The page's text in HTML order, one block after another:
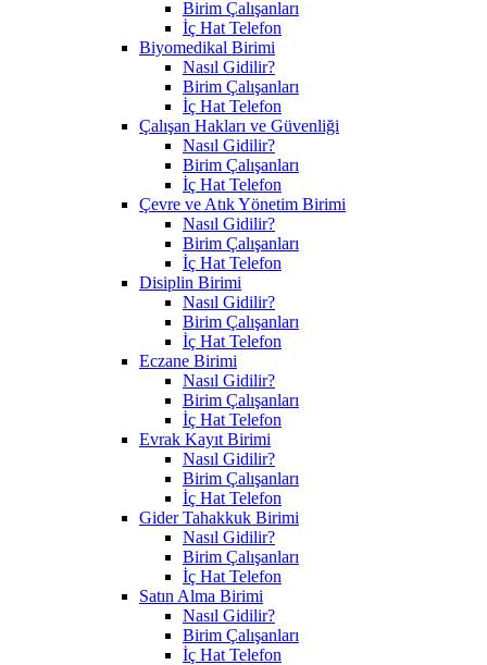
Birim Çalışanları
İç Hat Telefon
Biyomedikal Birimi
Nasıl Gidilir?
Birim Çalışanları
İç Hat Telefon
Çalışan Hakları ve Güvenliği
Nasıl Gidilir?
Birim Çalışanları
İç Hat Telefon
Çevre ve Atık Yönetim Birimi
Nasıl Gidilir?
Birim Çalışanları
İç Hat Telefon
Disiplin Birimi
Nasıl Gidilir?
Birim Çalışanları
İç Hat Telefon
Eczane Birimi
Nasıl Gidilir?
Birim Çalışanları
İç Hat Telefon
Evrak Kayıt Birimi
Nasıl Gidilir?
Birim Çalışanları
İç Hat Telefon
Gider Tahakkuk Birimi
Nasıl Gidilir?
Birim Çalışanları
İç Hat Telefon
Satın Alma Birimi
Nasıl Gidilir?
Birim Çalışanları
İç Hat Telefon